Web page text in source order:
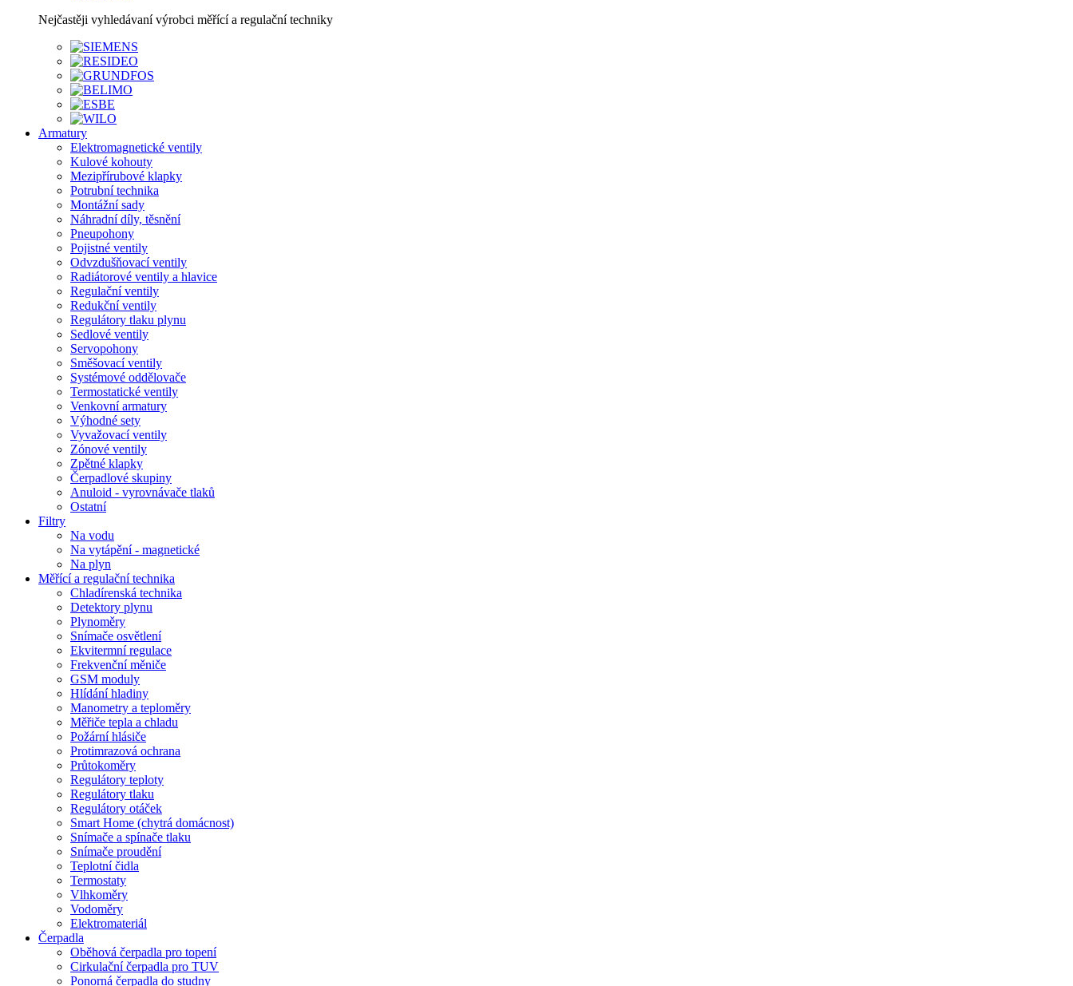
Nejčastěji vyhledávaní výrobci měřící a regulační techniky
Armatury
Elektromagnetické ventily
Kulové kohouty
Mezipřírubové klapky
Potrubní technika
Montážní sady
Náhradní díly, těsnění
Pneupohony
Pojistné ventily
Odvzdušňovací ventily
Radiátorové ventily a hlavice
Regulační ventily
Redukční ventily
Regulátory tlaku plynu
Sedlové ventily
Servopohony
Směšovací ventily
Systémové oddělovače
Termostatické ventily
Venkovní armatury
Výhodné sety
Vyvažovací ventily
Zónové ventily
Zpětné klapky
Čerpadlové skupiny
Anuloid - vyrovnávače tlaků
Ostatní
Filtry
Na vodu
Na vytápění - magnetické
Na plyn
Měřící a regulační technika
Chladírenská technika
Detektory plynu
Plynoměry
Snímače osvětlení
Ekvitermní regulace
Frekvenční měniče
GSM moduly
Hlídání hladiny
Manometry a teploměry
Měřiče tepla a chladu
Požární hlásiče
Protimrazová ochrana
Průtokoměry
Regulátory teploty
Regulátory tlaku
Regulátory otáček
Smart Home (chytrá domácnost)
Snímače a spínače tlaku
Snímače proudění
Teplotní čidla
Termostaty
Vlhkoměry
Vodoměry
Elektromateriál
Čerpadla
Oběhová čerpadla pro topení
Cirkulační čerpadla pro TUV
Ponorná čerpadla do studny